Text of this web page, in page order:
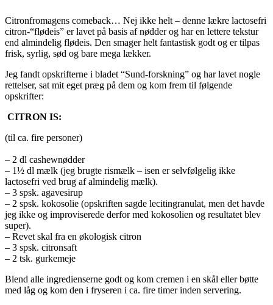
Citronfromagens comeback… Nej ikke helt – denne lækre lactosefri
citron-“flødeis” er lavet på basis af nødder og har en lettere tekstur
end almindelig flødeis. Den smager helt fantastisk godt og er tilpas
frisk, syrlig, sød og bare mega lækker.
Jeg fandt opskrifterne i bladet “Sund-forskning” og har lavet nogle
rettelser, sat mit eget præg på dem og kom frem til følgende
opskrifter:
CITRON IS:
(til ca. fire personer)
– 2 dl cashewnødder
– 1½ dl mælk (jeg brugte rismælk – isen er selvfølgelig ikke
lactosefri ved brug af almindelig mælk).
– 3 spsk. agavesirup
– 2 spsk. kokosolie (opskriften sagde lecitingranulat, men det havde
jeg ikke og improviserede derfor med kokosolien og resultatet blev
super).
– Revet skal fra en økologisk citron
– 3 spsk. citronsaft
– 2 tsk. gurkemeje
Blend alle ingredienserne godt og kom cremen i en skål eller bøtte
med låg og kom den i fryseren i ca. fire timer inden servering.